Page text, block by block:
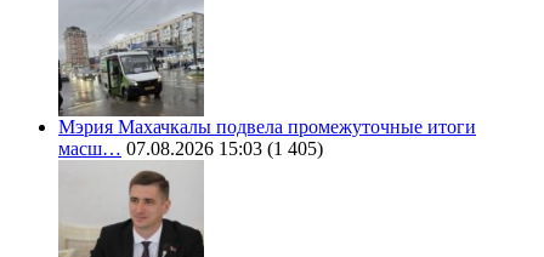
Мэрия Махачкалы подвела промежуточные итоги
масш… 07.08.2026 15:03 (1 405)